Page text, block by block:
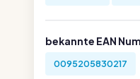
bekannte EAN
0095205830217